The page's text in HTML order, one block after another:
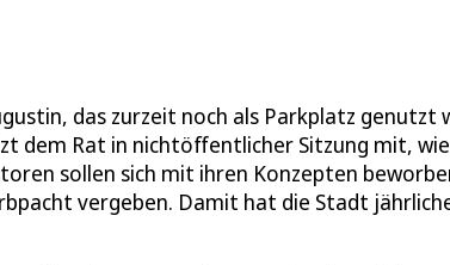
das zurzeit noch als Parkplatz genutzt
dem Rat in nichtöffentlicher Sitzung mit, wie
sollen sich mit ihren Konzepten
vergeben. Damit hat die Stadt